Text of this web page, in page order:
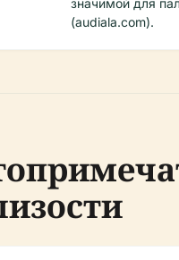
(audiala.com).